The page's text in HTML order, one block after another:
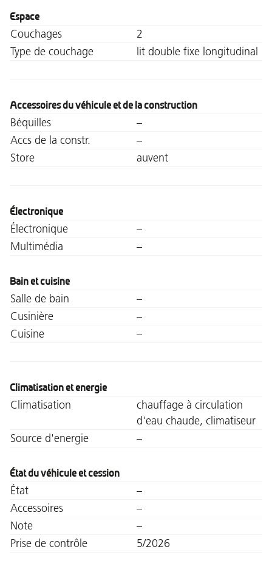
Espace
Couchages
2
Type de couchage
lit double fixe longitudinal
Accessoires du véhicule et de la construction
Béquilles
–
Accs de la constr.
–
Store
auvent
Électronique
Électronique
–
Multimédia
–
Bain et cuisine
Salle de bain
–
Cusinière
–
Cuisine
–
Climatisation et energie
Climatisation
chauffage à circulation
d'eau chaude, climatiseur
Source d'energie
–
État du véhicule et cession
État
–
Accessoires
–
Note
–
Prise de contrôle
5/2026